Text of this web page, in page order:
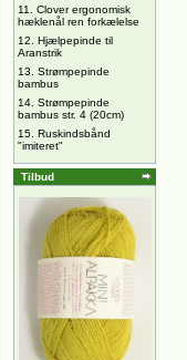
11. Clover ergonomisk
hæklenål ren forkælelse
12. Hjælpepinde til
Aranstrik
13. Strømpepinde
bambus
14. Strømpepinde
bambus str. 4 (20cm)
15. Ruskindsbånd
"imiteret"
Tilbud